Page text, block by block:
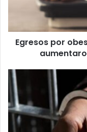
aumentaron
38%
2023
Egresos por
Sospechoso
de
asaltar
taxistas
cumplirá
tres